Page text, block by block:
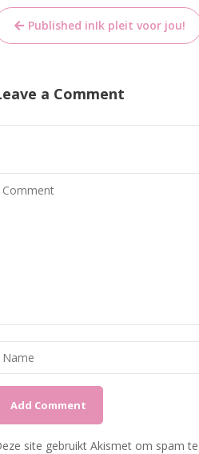
Published inIk pleit voor jou!
a Comment
site gebruikt Akismet om spam